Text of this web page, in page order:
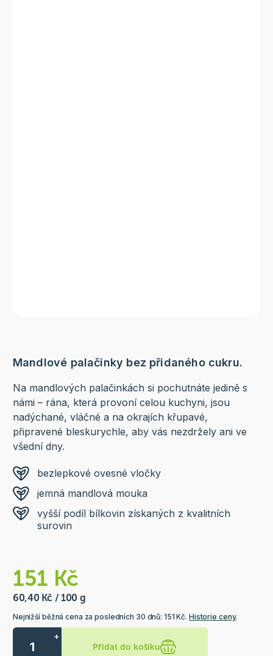
Mandlové palačinky bez přidaného cukru.
Na mandlových palačinkách si pochutnáte jedině s
námi – rána, která provoní celou kuchyni, jsou
nadýchané, vláčné a na okrajích křupavé,
připravené bleskurychle, aby vás nezdržely ani ve
všední dny.
bezlepkové ovesné vločky
jemná mandlová mouka
vyšší podíl bílkovin získaných z kvalitních
surovin
151 Kč
60,40 Kč / 100 g
Nejnižší běžná cena za posledních 30 dnů: 151 Kč. Historie ceny.
+
Přidat do košíku